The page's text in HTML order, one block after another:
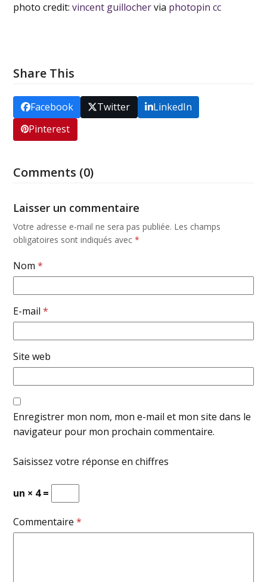
photo credit:vincent guillochervia photopin cc
Share This
Facebook Twitter
LinkedIn
Pinterest
Comments (0)
Laisser un commentaire
Votre adresse e-mail ne sera pas publiée. Les champs
obligatoires sont indiqués avec*
Nom*
E-mail*
Site web
Enregistrer mon nom, mon e-mail et mon site dans le
navigateur pour mon prochain commentaire.
Saisissez votre réponse en chiffres
un × 4 =
Commentaire*